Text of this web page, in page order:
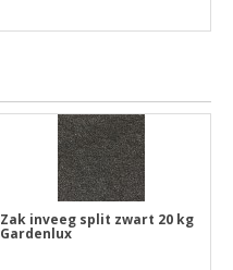
Zak inveeg split zwart 20 kg
Gardenlux